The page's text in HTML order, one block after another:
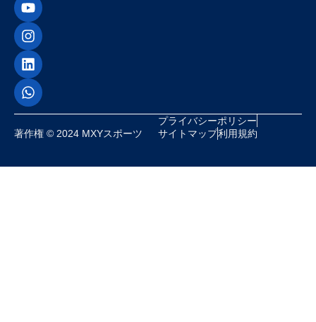
著作権 © 2024 MXYスポーツ
プライバシーポリシー
サイトマップ利用規約